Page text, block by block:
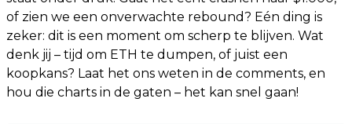
of zien we een onverwachte rebound? Eén ding is
zeker: dit is een moment om scherp te blijven. Wat
denk jij – tijd om ETH te dumpen, of juist een
koopkans? Laat het ons weten in de comments, en
hou die charts in de gaten – het kan snel gaan!